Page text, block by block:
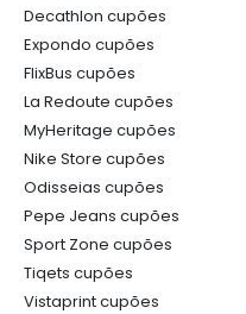
Decathlon cupões
Expondo cupões
FlixBus cupões
La Redoute cupões
MyHeritage cupões
Nike Store cupões
Odisseias cupões
Pepe Jeans cupões
Sport Zone cupões
Tiqets cupões
Vistaprint cupões